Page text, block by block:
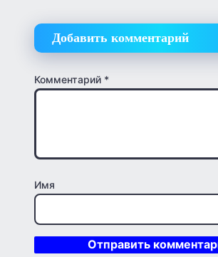
Добавить комментарий
Комментарий *
Имя